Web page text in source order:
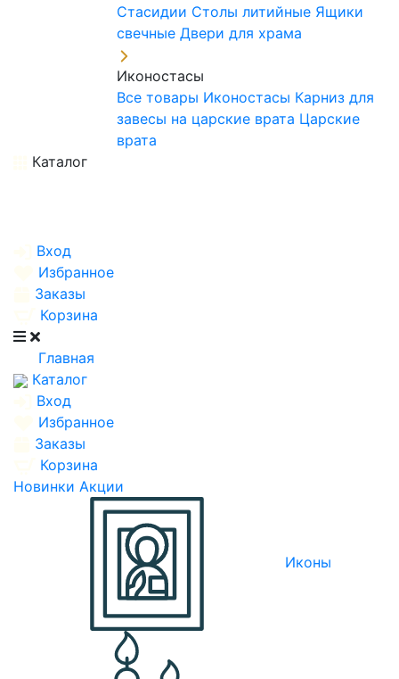
Стасидии Столы литийные Ящики
свечные Двери для храма
Иконостасы
Все товары Иконостасы Карниз для
завесы на царские врата Царские
врата
Каталог
Вход
Избранное
Заказы
Корзина
Главная
Каталог
Вход
Избранное
Заказы
Корзина
Новинки Акции
Иконы